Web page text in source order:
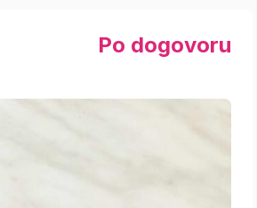
Po dogovoru